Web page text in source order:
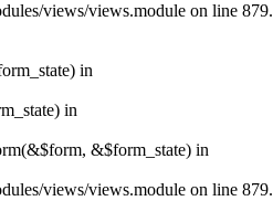
views/views.module on line 879.
in
in
&$form_state) in
views/views.module on line 879.